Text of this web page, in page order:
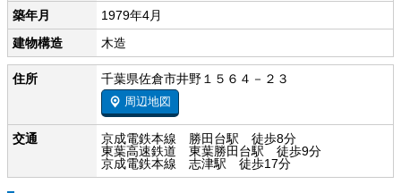
築年月
1979年4月
建物構造
木造
住所 千葉県佐倉市井野１５６４－２３
周辺地図
交通
京成電鉄本線 勝田台駅 徒歩8分
東葉高速鉄道 東葉勝田台駅 徒歩9分
京成電鉄本線 志津駅 徒歩17分